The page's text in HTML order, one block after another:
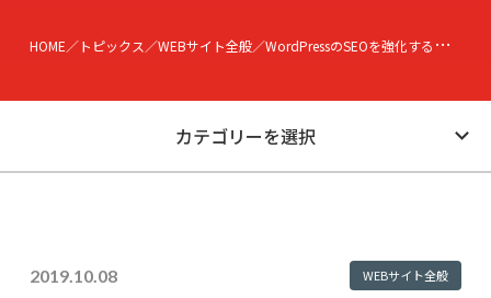
HOME トピックス WEBサイト全般 WordPressのSEOを強化するためのポイント
カテゴリーを選択
2019.10.08 WEBサイト全般